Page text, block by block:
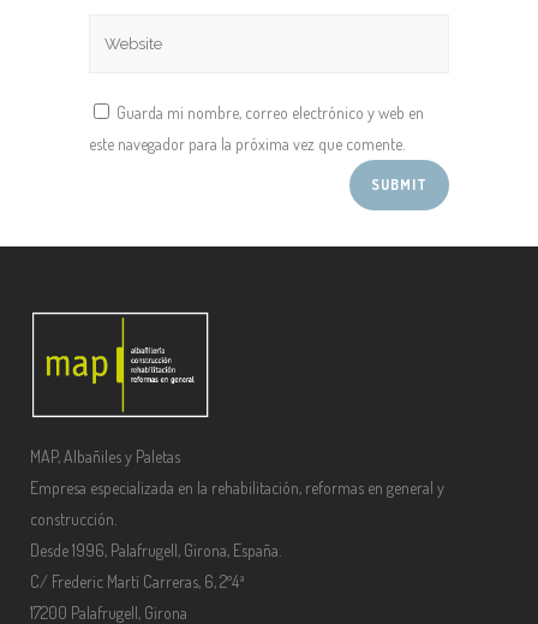
Guarda mi nombre, correo electrónico y web en
este navegador para la próxima vez que comente.
MAP, Albañiles y Paletas
Empresa especializada en la rehabilitación, reformas en general y
construcción.
Desde 1996, Palafrugell, Girona, España.
C/ Frederic Martí Carreras, 6, 2º4ª
17200 Palafrugell, Girona